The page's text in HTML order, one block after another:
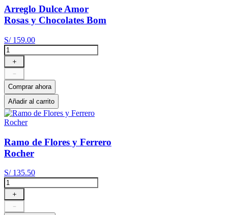
Arreglo Dulce Amor
Rosas y Chocolates Bom
S/ 159.00
＋
－
Comprar ahora
Añadir al carrito
Ramo de Flores y Ferrero
Rocher
S/ 135.50
＋
－